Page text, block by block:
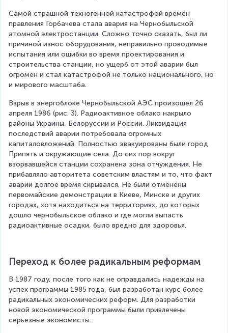
Самой страшной техногенной катастрофой времен
правления Горбачева стала авария на Чернобыльской
атомной электростанции. Сложно точно сказать, был ли
причиной износ оборудования, неправильно проводимые
испытания или ошибки во время проектирования и
строительства станции, но ущерб от этой аварии был
огромен и стал катастрофой не только национального, но
и мирового масштаба.
Взрыв в энергоблоке Чернобыльской АЭС произошел 26
апреля 1986 (рис. 3). Радиоактивное облако накрыло
районы Украины, Белоруссии и России. Ликвидация
последствий аварии потребовала огромных
капиталовложений. Полностью эвакуированы были город
Припять и окружающие села. До сих пор вокруг
взорвавшейся станции сохранена зона отчуждения. Не
прибавляло авторитета советским властям и то, что факт
аварии долгое время скрывался. Не были отменены
первомайские демонстрации в Киеве, Минске и других
городах, хотя находиться на территориях, до которых
дошло чернобыльское облако и где могли выпасть
радиоактивные осадки, было вредно для здоровья.
Переход к более радикальным реформам
В 1987 году, после того как не оправдались надежды на
успех программы 1985 года, был разработан курс более
радикальных экономических реформ. Для разработки
новой экономической программы были привлечены
серьезные экономисты.